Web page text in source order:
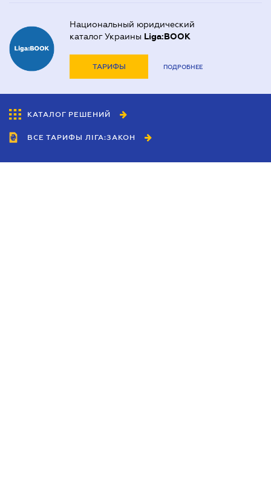
Национальный юридический
каталог Украины Liga:BOOK
ТАРИФЫ ПОДРОБНЕЕ
КАТАЛОГ РЕШЕНИЙ
ВСЕ ТАРИФЫ ЛІГА:ЗАКОН